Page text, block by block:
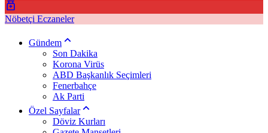
Nöbetçi Eczaneler
Gündem
Son Dakika
Korona Virüs
ABD Başkanlık Seçimleri
Fenerbahçe
Ak Parti
Özel Sayfalar
Döviz Kurları